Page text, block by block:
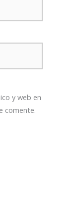
y web en
comente.